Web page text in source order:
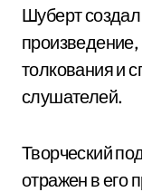
Шуберт
толкования и
слушателей.
Творческий
отражен в его